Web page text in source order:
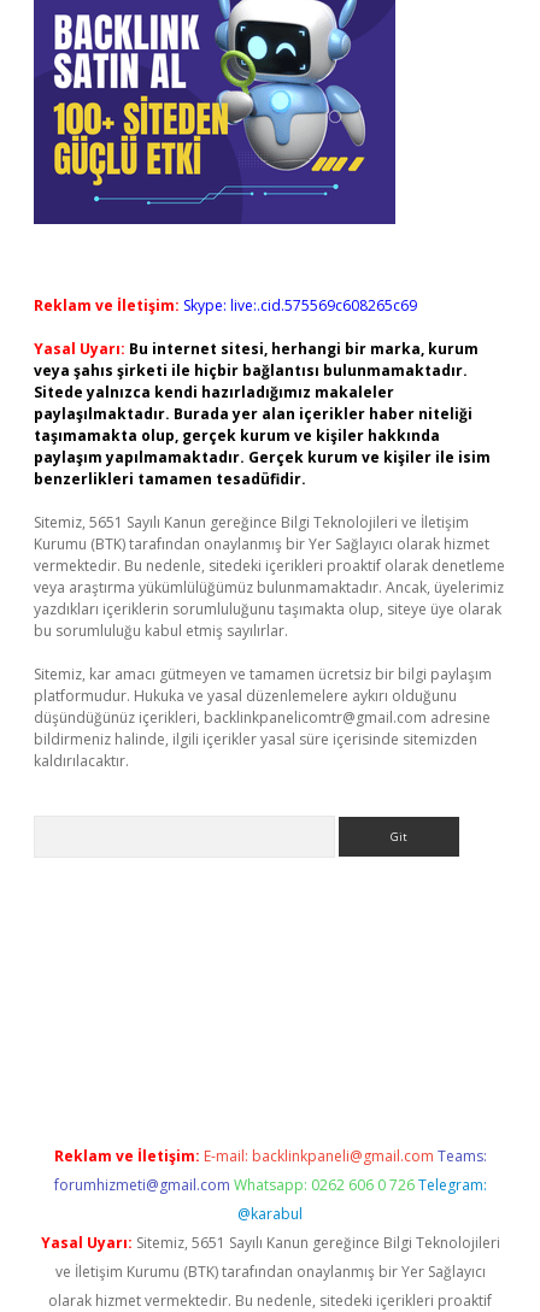
Reklam ve İletişim: Skype: live:.cid.575569c608265c69
Yasal Uyarı: Bu internet sitesi, herhangi bir marka, kurum
veya şahıs şirketi ile hiçbir bağlantısı bulunmamaktadır.
Sitede yalnızca kendi hazırladığımız makaleler
paylaşılmaktadır. Burada yer alan içerikler haber niteliği
taşımamakta olup, gerçek kurum ve kişiler hakkında
paylaşım yapılmamaktadır. Gerçek kurum ve kişiler ile isim
benzerlikleri tamamen tesadüfidir.
Sitemiz, 5651 Sayılı Kanun gereğince Bilgi Teknolojileri ve İletişim
Kurumu (BTK) tarafından onaylanmış bir Yer Sağlayıcı olarak hizmet
vermektedir. Bu nedenle, sitedeki içerikleri proaktif olarak denetleme
veya araştırma yükümlülüğümüz bulunmamaktadır. Ancak, üyelerimiz
yazdıkları içeriklerin sorumluluğunu taşımakta olup, siteye üye olarak
bu sorumluluğu kabul etmiş sayılırlar.
Sitemiz, kar amacı gütmeyen ve tamamen ücretsiz bir bilgi paylaşım
platformudur. Hukuka ve yasal düzenlemelere aykırı olduğunu
düşündüğünüz içerikleri, backlinkpanelicomtr@gmail.com adresine
bildirmeniz halinde, ilgili içerikler yasal süre içerisinde sitemizden
kaldırılacaktır.
Reklam ve İletişim: E-mail: backlinkpaneli@gmail.com Teams:
forumhizmeti@gmail.com Whatsapp: 0262 606 0 726 Telegram:
@karabul
Yasal Uyarı: Sitemiz, 5651 Sayılı Kanun gereğince Bilgi Teknolojileri
ve İletişim Kurumu (BTK) tarafından onaylanmış bir Yer Sağlayıcı
olarak hizmet vermektedir. Bu nedenle, sitedeki içerikleri proaktif